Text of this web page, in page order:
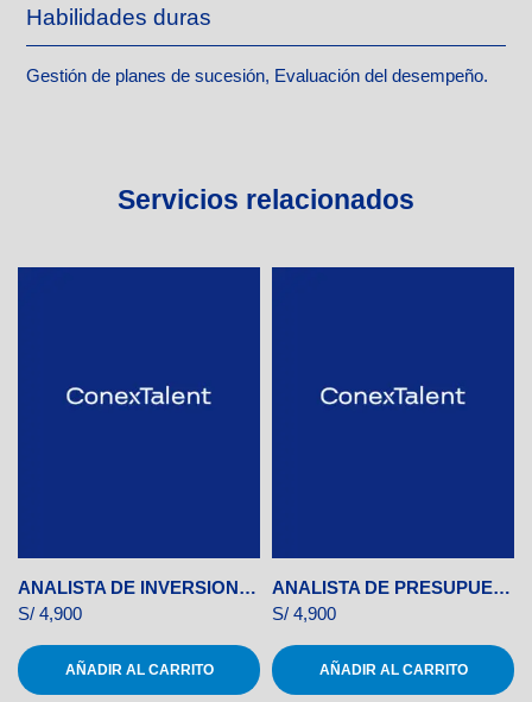
Habilidades duras
Gestión de planes de sucesión, Evaluación del desempeño.
Servicios relacionados
ANALISTA DE INVERSIONES
S/ 4,900
AÑADIR AL CARRITO
ANALISTA DE PRESUPUESTOS
S/ 4,900
AÑADIR AL CARRITO